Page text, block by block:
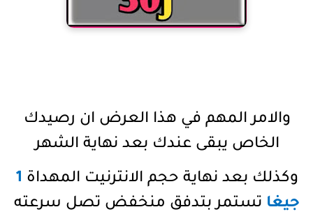
والامر المهم في هذا العرض ان رصيدك
الخاص يبقى عندك بعد نهاية الشهر
وكذلك بعد نهاية حجم الانترنيت المهداة 1
جيغا تستمر بتدفق منخفض تصل سرعته